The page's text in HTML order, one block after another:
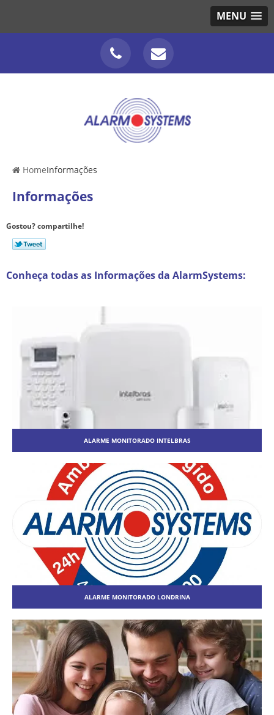
MENU
HomeInformações
Informações
Gostou? compartilhe!
Conheça todas as Informações da AlarmSystems:
ALARME MONITORADO INTELBRAS
ALARME MONITORADO LONDRINA